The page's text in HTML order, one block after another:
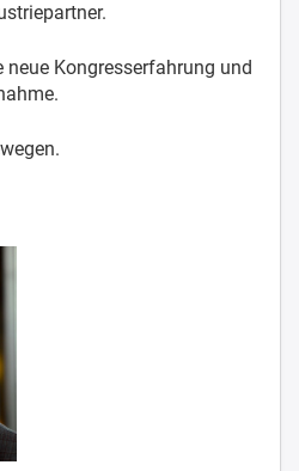
Kongresserfahrung und